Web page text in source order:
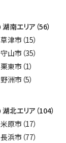
湖南エリア（56）
草津市（15）
守山市（35）
栗東市（1）
野洲市（5）
湖北エリア（104）
米原市（17）
長浜市（77）